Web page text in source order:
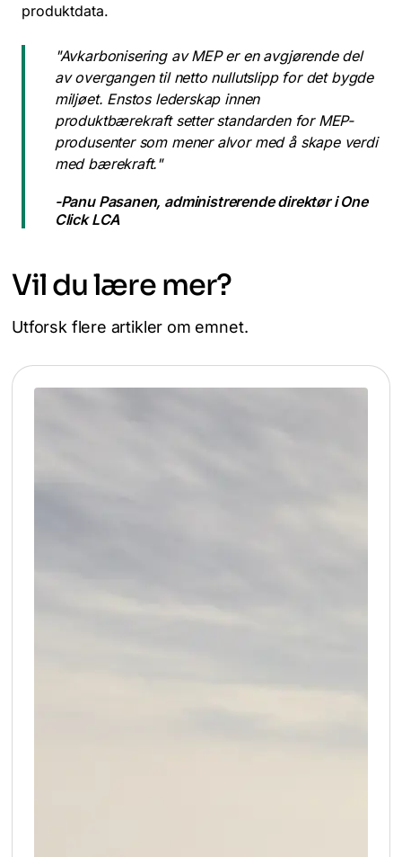
produktdata.
"Avkarbonisering av MEP er en avgjørende del
av overgangen til netto nullutslipp for det bygde
miljøet. Enstos lederskap innen
produktbærekraft setter standarden for MEP-
produsenter som mener alvor med å skape verdi
med bærekraft."
-Panu Pasanen, administrerende direktør i One
Click LCA
Vil du lære mer?
Utforsk flere artikler om emnet.